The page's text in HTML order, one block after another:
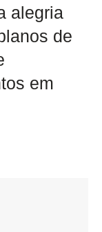
alegria
de
em